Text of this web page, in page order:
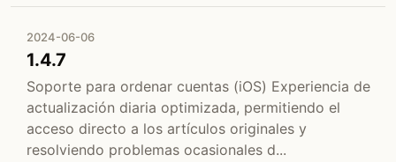
2024-06-06
1.4.7
Soporte para ordenar cuentas (iOS) Experiencia de
actualización diaria optimizada, permitiendo el
acceso directo a los artículos originales y
resolviendo problemas ocasionales d...